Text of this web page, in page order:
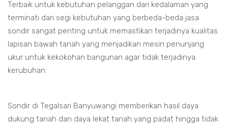
Terbaik untuk kebutuhan pelanggan dari kedalaman yang
terminati dari segi kebutuhan yang berbeda-beda jasa
sondir sangat penting untuk memastikan terjadinya kualitas
lapisan bawah tanah yang menjadikan mesin penunjang
ukur untuk kekokohan bangunan agar tidak terjadinya
kerubuhan.
Sondir di Tegalsari Banyuwangi memberikan hasil daya
dukung tanah dan daya lekat tanah yang padat hingga tidak